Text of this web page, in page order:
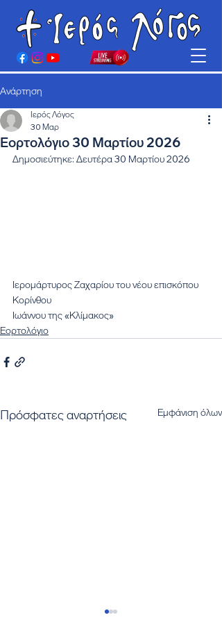
Ανάρτηση
Εορτολόγιο 30 Μαρτίου 2026
Ιερός Λόγος
30 Μαρ
Δημοσιεύτηκε: Δευτέρα 30 Μαρτίου 2026
Ιερομάρτυρος Ζαχαρίου του νέου επισκόπου
Κορίνθου
Ιωάννου της «Κλίμακος»
Εορτολόγιο
Πρόσφατες αναρτήσεις Εμφάνιση όλων